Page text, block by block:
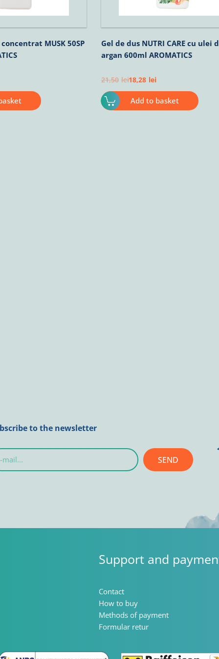
MUSK 50SP
Gel de dus NUTRI CARE cu ulei
argan 600ml AROMATICS
21,50 lei18,28 lei
Add to basket
to the newsletter
SEND
Support and
Contact
How to buy
Methods of payment
Formular retur